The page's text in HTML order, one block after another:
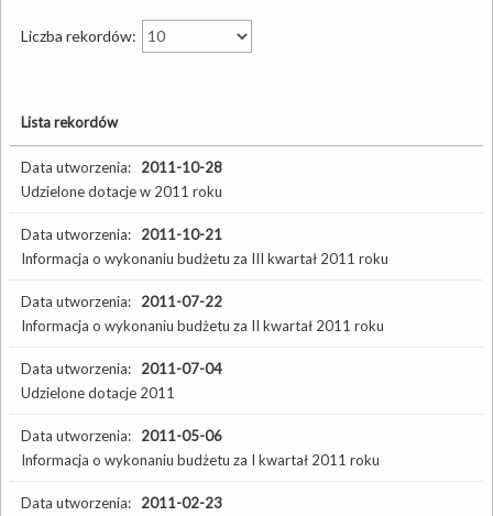
Liczba rekordów:
Lista rekordów
Data utworzenia: 2011-10-28
Udzielone dotacje w 2011 roku
Data utworzenia: 2011-10-21
Informacja o wykonaniu budżetu za III kwartał 2011 roku
Data utworzenia: 2011-07-22
Informacja o wykonaniu budżetu za II kwartał 2011 roku
Data utworzenia: 2011-07-04
Udzielone dotacje 2011
Data utworzenia: 2011-05-06
Informacja o wykonaniu budżetu za I kwartał 2011 roku
Data utworzenia: 2011-02-23